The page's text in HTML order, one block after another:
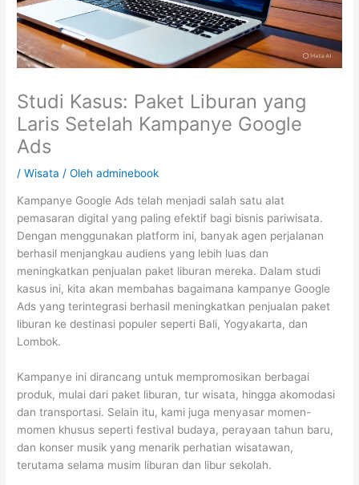
Studi Kasus: Paket Liburan yang
Laris Setelah Kampanye Google
Ads
/Wisata / Olehadminebook
Kampanye Google Ads telah menjadi salah satu alat
pemasaran digital yang paling efektif bagi bisnis pariwisata.
Dengan menggunakan platform ini, banyak agen perjalanan
berhasil menjangkau audiens yang lebih luas dan
meningkatkan penjualan paket liburan mereka. Dalam studi
kasus ini, kita akan membahas bagaimana kampanye Google
Ads yang terintegrasi berhasil meningkatkan penjualan paket
liburan ke destinasi populer seperti Bali, Yogyakarta, dan
Lombok.
Kampanye ini dirancang untuk mempromosikan berbagai
produk, mulai dari paket liburan, tur wisata, hingga akomodasi
dan transportasi. Selain itu, kami juga menyasar momen-
momen khusus seperti festival budaya, perayaan tahun baru,
dan konser musik yang menarik perhatian wisatawan,
terutama selama musim liburan dan libur sekolah.